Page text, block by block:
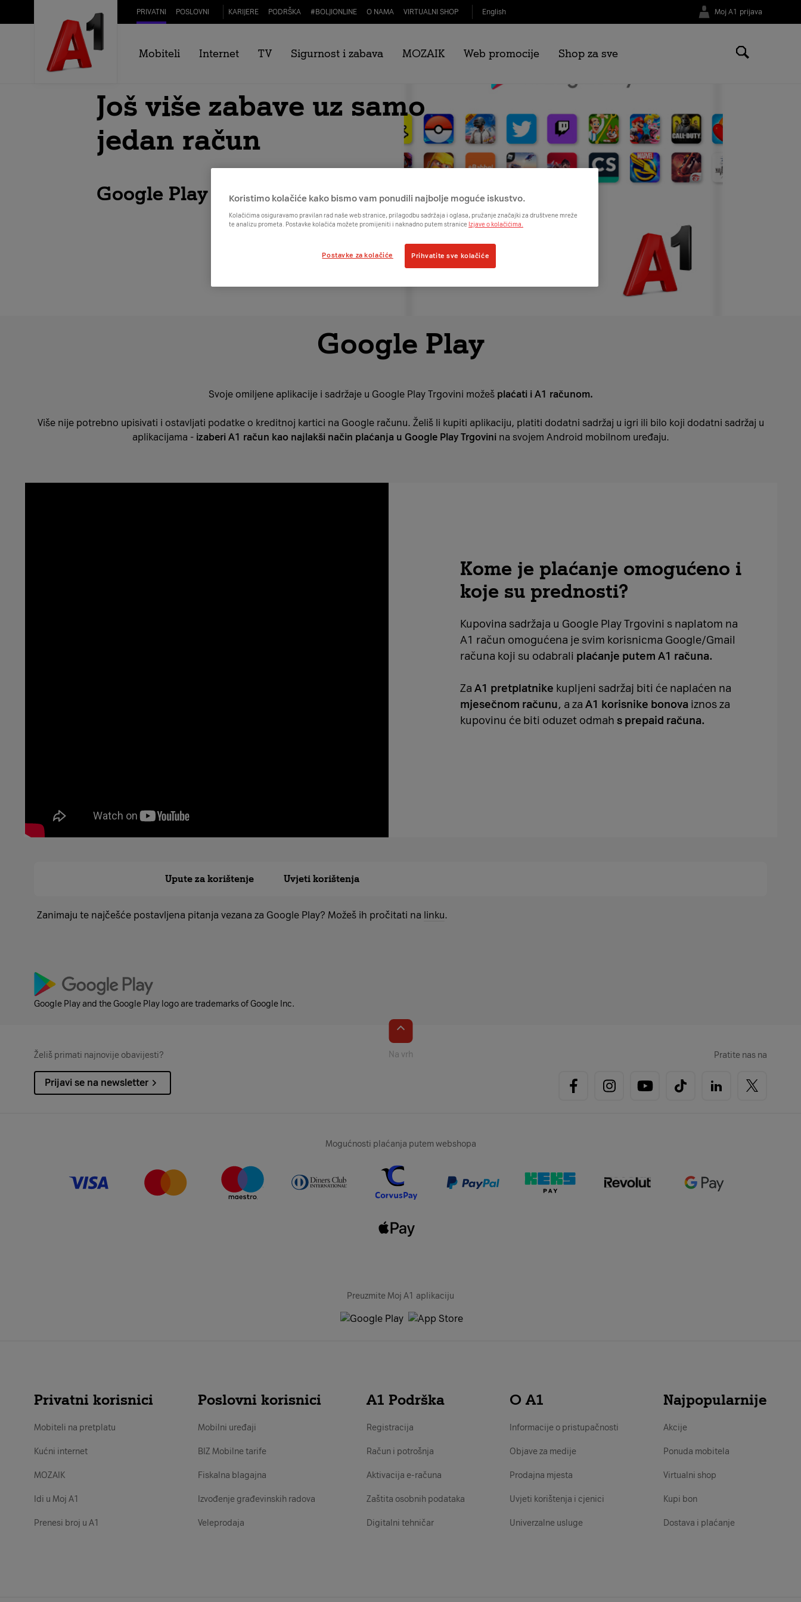
Skip to Main Content PRIVATNI POSLOVNI KARIJERE PODRŠKA # BOLJIONLINE O NAMA VIRTUALNI SHOP English Moj A1 prijava
Mobiteli Internet TV Sigurnost i zabava MOZAIK Web promocije Shop za sve
Još više zabave uz samo
jedan račun
Google Play + A1 račun
Google Play
Svoje omiljene aplikacije i sadržaje u Google Play Trgovini možeš plaćati i A1 računom.
Više nije potrebno upisivati i ostavljati podatke o kreditnoj kartici na Google računu. Želiš li kupiti aplikaciju, platiti dodatni sadržaj u igri ili bilo koji dodatni sadržaj u
aplikacijama - izaberi A1 račun kao najlakši način plaćanja u Google Play Trgovinina svojem Android mobilnom uređaju.
Kome je plaćanje omogućeno i
koje su prednosti?
Kupovina sadržaja u Google Play Trgovini s naplatom na
A1 račun omogućena je svim korisnicma Google/Gmail
računa koji su odabrali plaćanje putem A1 računa.
Za A1 pretplatnike kupljeni sadržaj biti će naplaćen na
mjesečnom računu, a za A1 korisnike bonova iznos za
kupovinu će biti oduzet odmah s prepaid računa.
Upute za korištenje Uvjeti korištenja
Zanimaju te najčešće postavljena pitanja vezana za Google Play? Možeš ih pročitati na linku.
Google Play and the Google Play logo are trademarks of Google Inc.
Na vrh
Želiš primati najnovije obavijesti?
Prijavi se na newsletter
Pratite nas na
Mogućnosti plaćanja putem webshopa
Preuzmite Moj A1 aplikaciju
Privatni korisnici
Mobiteli na pretplatu
Kućni internet
MOZAIK
Idi u Moj A1
Prenesi broj u A1
Poslovni korisnici
Mobilni uređaji
BIZ Mobilne tarife
Fiskalna blagajna
Izvođenje građevinskih radova
Veleprodaja
A1 Podrška
Registracija
Račun i potrošnja
Aktivacija e-računa
Zaštita osobnih podataka
Digitalni tehničar
O A1
Informacije o pristupačnosti
Objave za medije
Prodajna mjesta
Uvjeti korištenja i cjenici
Univerzalne usluge
Najpopularnije
Akcije
Ponuda mobitela
Virtualni shop
Kupi bon
Dostava i plaćanje
Koristimo kolačiće kako bismo vam ponudili najbolje moguće iskustvo.
Kolačićima osiguravamo pravilan rad naše web stranice, prilagodbu sadržaja i oglasa, pružanje značajki za društvene mreže
te analizu prometa. Postavke kolačića možete promijeniti i naknadno putem stranice Izjave o kolačićima.
Postavke za kolačiće Prihvatite sve kolačiće